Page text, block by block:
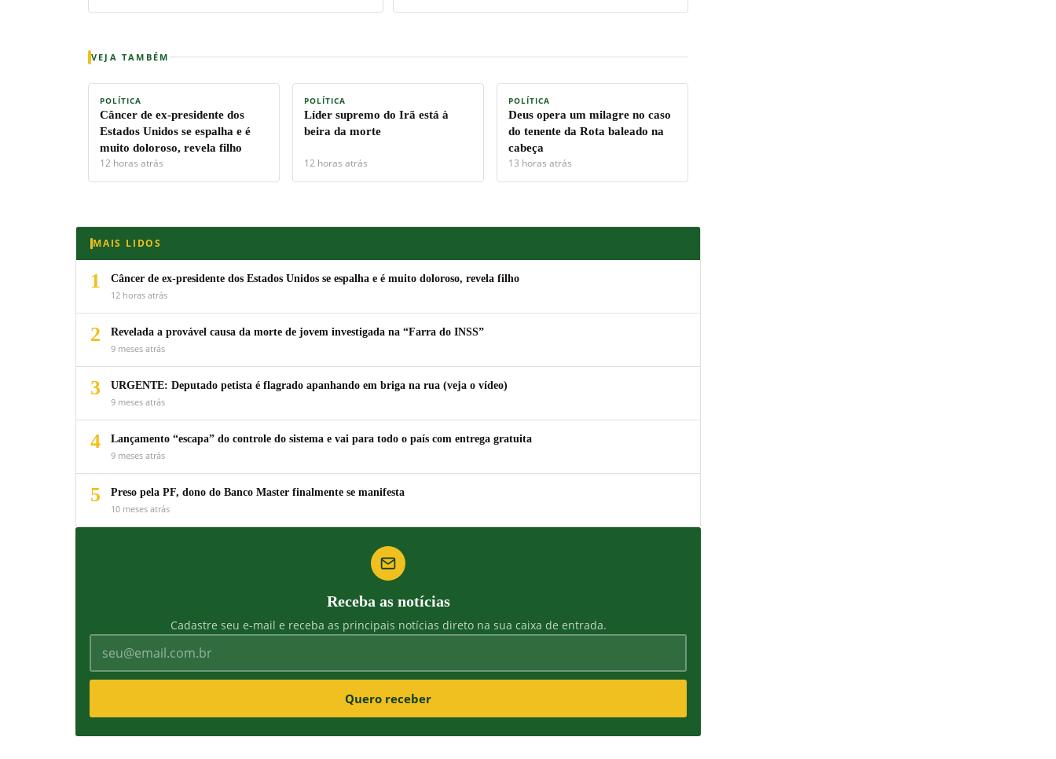
VEJA TAMBÉM
POLÍTICA
Câncer de ex-presidente dos
Estados Unidos se espalha e é
muito doloroso, revela filho
12 horas atrás
POLÍTICA
Líder supremo do Irã está à
beira da morte
12 horas atrás
POLÍTICA
Deus opera um milagre no caso
do tenente da Rota baleado na
cabeça
13 horas atrás
MAIS LIDOS
1
Câncer de ex-presidente dos Estados Unidos se espalha e é muito doloroso, revela filho
12 horas atrás
2
Revelada a provável causa da morte de jovem investigada na “Farra do INSS”
9 meses atrás
3
URGENTE: Deputado petista é flagrado apanhando em briga na rua (veja o vídeo)
9 meses atrás
4
Lançamento “escapa” do controle do sistema e vai para todo o país com entrega gratuita
9 meses atrás
5
Preso pela PF, dono do Banco Master finalmente se manifesta
10 meses atrás
Receba as notícias
Cadastre seu e-mail e receba as principais notícias direto na sua caixa de entrada.
Quero receber